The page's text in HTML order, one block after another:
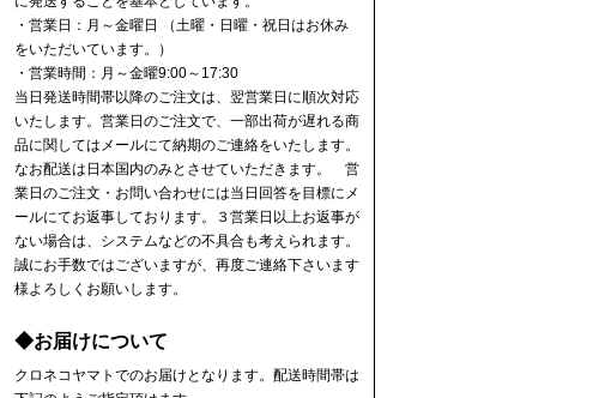
・営業日：月～金曜日 （土曜・日曜・祝日はお休み
をいただいています。）
・営業時間：月～金曜9:00～17:30
当日発送時間帯以降のご注文は、翌営業日に順次対応
いたします。営業日のご注文で、一部出荷が遅れる商
品に関してはメールにて納期のご連絡をいたします。
なお配送は日本国内のみとさせていただきます。 営
業日のご注文・お問い合わせには当日回答を目標にメ
ールにてお返事しております。３営業日以上お返事が
ない場合は、システムなどの不具合も考えられます。
誠にお手数ではございますが、再度ご連絡下さいます
様よろしくお願いします。
◆お届けについて
クロネコヤマトでのお届けとなります。配送時間帯は